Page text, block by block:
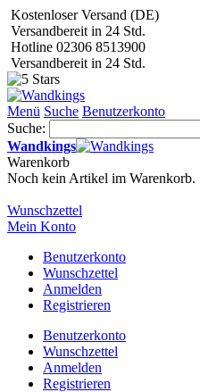
Kostenloser Versand (DE)
Versandbereit in 24 Std.
Hotline 02306 8513900
Versandbereit in 24 Std.
Menü Suche Benutzerkonto
Suche:
Wandkings
Warenkorb
Noch kein Artikel im Warenkorb.
Wunschzettel
Mein Konto
Benutzerkonto
Wunschzettel
Anmelden
Registrieren
Benutzerkonto
Wunschzettel
Anmelden
Registrieren